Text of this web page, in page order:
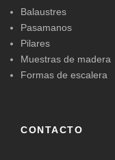
Balaustres
Pasamanos
Pilares
Muestras de madera
Formas de escalera
CONTACTO